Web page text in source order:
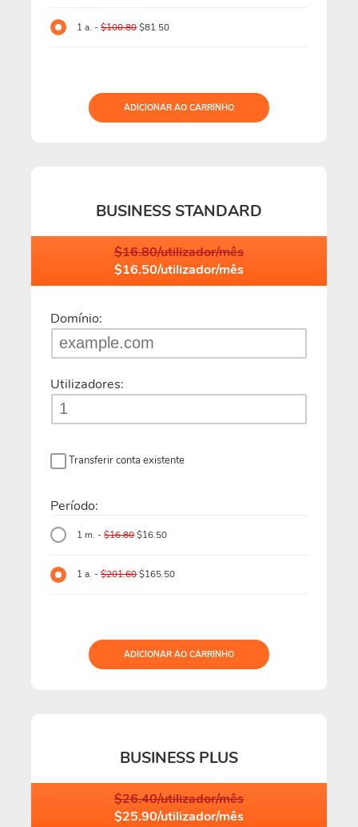
1 a. -$100.80$81.50
ADICIONAR AO CARRINHO
BUSINESS STANDARD
$16.80/utilizador/mês
$16.50/utilizador/mês
Domínio:
Utilizadores:
Transferir conta existente
Período:
1 m. -$16.80$16.50
1 a. -$201.60$165.50
ADICIONAR AO CARRINHO
BUSINESS PLUS
$26.40/utilizador/mês
$25.90/utilizador/mês